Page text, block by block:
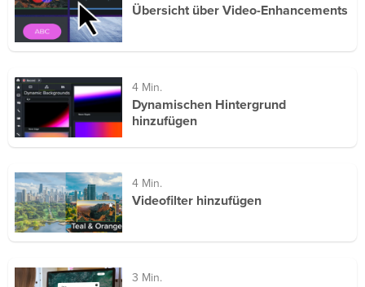
Übersicht über Video-Enhancements
4 Min.
Dynamischen Hintergrund
hinzufügen
4 Min.
Videofilter hinzufügen
3 Min.